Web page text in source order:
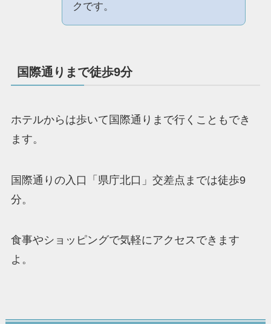
クです。
国際通りまで徒歩9分
ホテルからは歩いて国際通りまで行くこともでき
ます。
国際通りの入口「県庁北口」交差点までは徒歩9
分。
食事やショッピングで気軽にアクセスできます
よ。